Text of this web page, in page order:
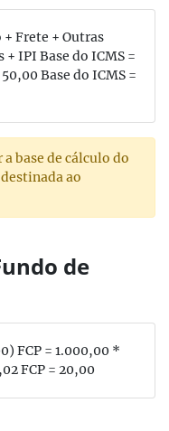
Frete + Outras
IPI Base do ICMS =
50,00Base do ICMS =
base de cálculo do
ao
de
FCP = 1.000,00 *
FCP = 20,00